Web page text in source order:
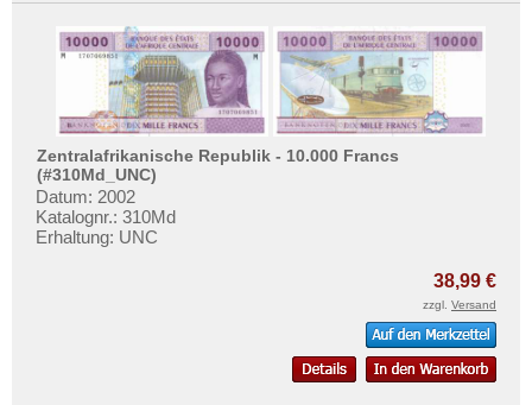
Zentralafrikanische Republik - 10.000 Francs
(#310Md_UNC)
Datum: 2002
Katalognr.: 310Md
Erhaltung: UNC
38,99 €
zzgl. Versand